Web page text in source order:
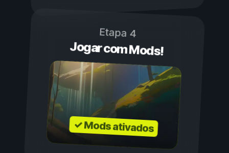
Etapa 4
Jogar com Mods!
✓ Mods ativados